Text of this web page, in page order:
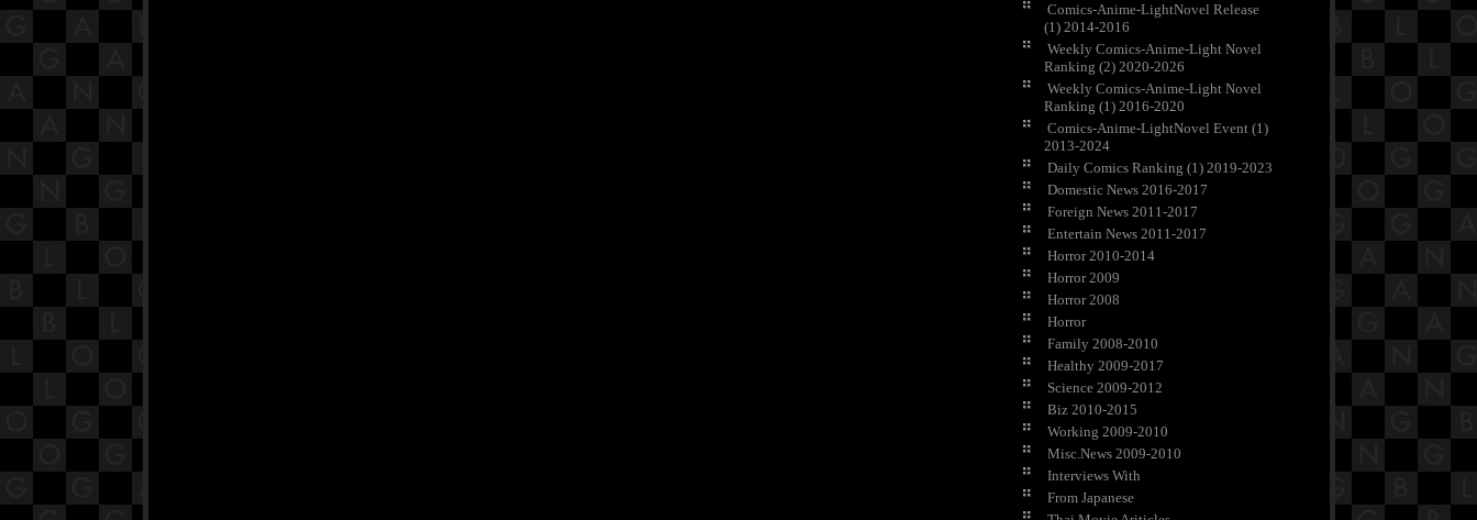
Comics-Anime-LightNovel Release
(1) 2014-2016
Weekly Comics-Anime-Light Novel
Ranking (2) 2020-2026
Weekly Comics-Anime-Light Novel
Ranking (1) 2016-2020
Comics-Anime-LightNovel Event (1)
2013-2024
Daily Comics Ranking (1) 2019-2023
Domestic News 2016-2017
Foreign News 2011-2017
Entertain News 2011-2017
Horror 2010-2014
Horror 2009
Horror 2008
Horror
Family 2008-2010
Healthy 2009-2017
Science 2009-2012
Biz 2010-2015
Working 2009-2010
Misc.News 2009-2010
Interviews With
From Japanese